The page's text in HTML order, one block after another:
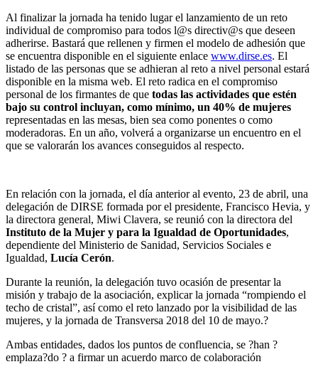
Al finalizar la jornada ha tenido lugar el lanzamiento de un reto
individual de compromiso para todos l@s directiv@s que deseen
adherirse. Bastará que rellenen y firmen el modelo de adhesión que
se encuentra disponible en el siguiente enlace www.dirse.es. El
listado de las personas que se adhieran al reto a nivel personal estará
disponible en la misma web. El reto radica en el compromiso
personal de los firmantes de que todas las actividades que estén
bajo su control incluyan, como mínimo, un 40% de mujeres
representadas en las mesas, bien sea como ponentes o como
moderadoras. En un año, volverá a organizarse un encuentro en el
que se valorarán los avances conseguidos al respecto.
En relación con la jornada, el día anterior al evento, 23 de abril, una
delegación de DIRSE formada por el presidente, Francisco Hevia, y
la directora general, Miwi Clavera, se reunió con la directora del
Instituto de la Mujer y para la Igualdad de Oportunidades,
dependiente del Ministerio de Sanidad, Servicios Sociales e
Igualdad, Lucía Cerón.
Durante la reunión, la delegación tuvo ocasión de presentar la
misión y trabajo de la asociación, explicar la jornada “rompiendo el
techo de cristal”, así como el reto lanzado por la visibilidad de las
mujeres, y la jornada de Transversa 2018 del 10 de mayo.?
Ambas entidades, dados los puntos de confluencia, se ?han ?
emplaza?do ? a firmar un acuerdo marco de colaboración